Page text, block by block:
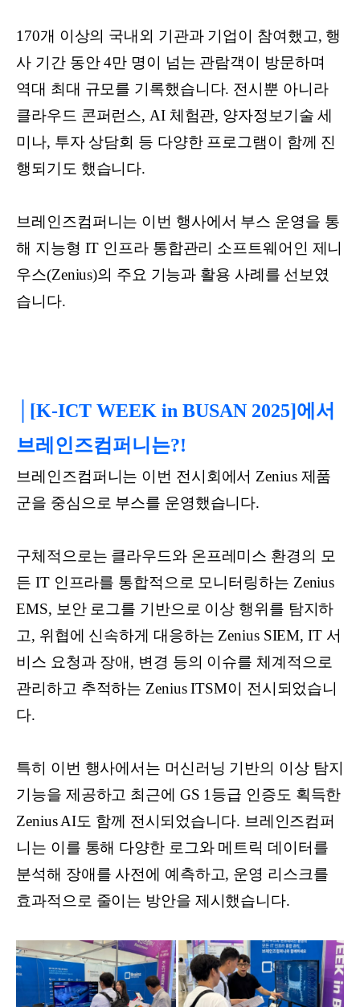
170개 이상의 국내외 기관과 기업이 참여했고, 행
사 기간 동안 4만 명이 넘는 관람객이 방문하며
역대 최대 규모를 기록했습니다. 전시뿐 아니라
클라우드 콘퍼런스, AI 체험관, 양자정보기술 세
미나, 투자 상담회 등 다양한 프로그램이 함께 진
행되기도 했습니다.
브레인즈컴퍼니는 이번 행사에서 부스 운영을 통
해 지능형 IT 인프라 통합관리 소프트웨어인 제니
우스(Zenius)의 주요 기능과 활용 사례를 선보였
습니다.
│[K-ICT WEEK in BUSAN 2025]에서
브레인즈컴퍼니는?!
브레인즈컴퍼니는 이번 전시회에서 Zenius 제품
군을 중심으로 부스를 운영했습니다.
구체적으로는 클라우드와 온프레미스 환경의 모
든 IT 인프라를 통합적으로 모니터링하는 Zenius
EMS, 보안 로그를 기반으로 이상 행위를 탐지하
고, 위협에 신속하게 대응하는 Zenius SIEM, IT 서
비스 요청과 장애, 변경 등의 이슈를 체계적으로
관리하고 추적하는 Zenius ITSM이 전시되었습니
다.
특히 이번 행사에서는 머신러닝 기반의 이상 탐지
기능을 제공하고 최근에 GS 1등급 인증도 획득한
Zenius AI도 함께 전시되었습니다. 브레인즈컴퍼
니는 이를 통해 다양한 로그와 메트릭 데이터를
분석해 장애를 사전에 예측하고, 운영 리스크를
효과적으로 줄이는 방안을 제시했습니다.